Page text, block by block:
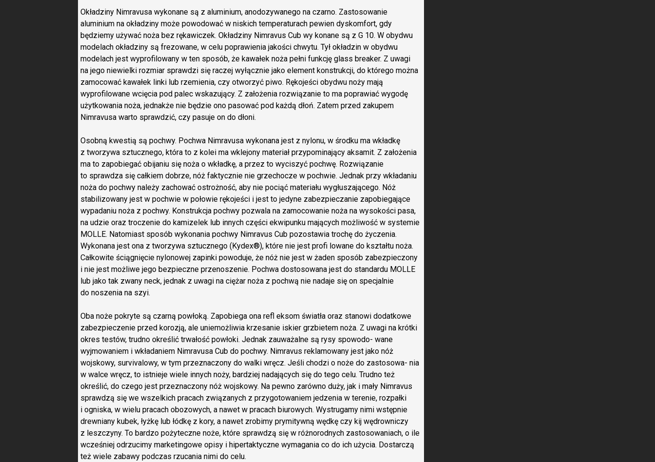
Okładziny Nimravusa wykonane są z aluminium, anodozywanego na czarno. Zastosowanie
aluminium na okładziny może powodować w niskich temperaturach pewien dyskomfort, gdy
będziemy używać noża bez rękawiczek. Okładziny Nimravus Cub wy konane są z G 10. W obydwu
modelach okładziny są frezowane, w celu poprawienia jakości chwytu. Tył okładzin w obydwu
modelach jest wyprofilowany w ten sposób, że kawałek noża pełni funkcję glass breaker. Z uwagi
na jego niewielki rozmiar sprawdzi się raczej wyłącznie jako element konstrukcji, do którego można
zamocować kawałek linki lub rzemienia, czy otworzyć piwo. Rękojeści obydwu noży mają
wyprofilowane wcięcia pod palec wskazujący. Z założenia rozwiązanie to ma poprawiać wygodę
użytkowania noża, jednakże nie będzie ono pasować pod każdą dłoń. Zatem przed zakupem
Nimravusa warto sprawdzić, czy pasuje on do dłoni.
Osobną kwestią są pochwy. Pochwa Nimravusa wykonana jest z nylonu, w środku ma wkładkę
z tworzywa sztucznego, która to z kolei ma wklejony materiał przypominający aksamit. Z założenia
ma to zapobiegać obijaniu się noża o wkładkę, a przez to wyciszyć pochwę. Rozwiązanie
to sprawdza się całkiem dobrze, nóż faktycznie nie grzechocze w pochwie. Jednak przy wkładaniu
noża do pochwy należy zachować ostrożność, aby nie pociąć materiału wygłuszającego. Nóż
stabilizowany jest w pochwie w połowie rękojeści i jest to jedyne zabezpieczanie zapobiegające
wypadaniu noża z pochwy. Konstrukcja pochwy pozwala na zamocowanie noża na wysokości pasa,
na udzie oraz troczenie do kamizelek lub innych części ekwipunku mających możliwość w systemie
MOLLE. Natomiast sposób wykonania pochwy Nimravus Cub pozostawia trochę do życzenia.
Wykonana jest ona z tworzywa sztucznego (Kydex®), które nie jest profi lowane do kształtu noża.
Całkowite ściągnięcie nylonowej zapinki powoduje, że nóż nie jest w żaden sposób zabezpieczony
i nie jest możliwe jego bezpieczne przenoszenie. Pochwa dostosowana jest do standardu MOLLE
lub jako tak zwany neck, jednak z uwagi na ciężar noża z pochwą nie nadaje się on specjalnie
do noszenia na szyi.
Oba noże pokryte są czarną powłoką. Zapobiega ona refl eksom światła oraz stanowi dodatkowe
zabezpieczenie przed korozją, ale uniemożliwia krzesanie iskier grzbietem noża. Z uwagi na krótki
okres testów, trudno określić trwałość powłoki. Jednak zauważalne są rysy spowodo- wane
wyjmowaniem i wkładaniem Nimravusa Cub do pochwy. Nimravus reklamowany jest jako nóż
wojskowy, survivalowy, w tym przeznaczony do walki wręcz. Jeśli chodzi o noże do zastosowa- nia
w walce wręcz, to istnieje wiele innych noży, bardziej nadających się do tego celu. Trudno też
określić, do czego jest przeznaczony nóż wojskowy. Na pewno zarówno duży, jak i mały Nimravus
sprawdzą się we wszelkich pracach związanych z przygotowaniem jedzenia w terenie, rozpałki
i ogniska, w wielu pracach obozowych, a nawet w pracach biurowych. Wystrugamy nimi wstępnie
drewniany kubek, łyżkę lub łódkę z kory, a nawet zrobimy prymitywną wędkę czy kij wędrowniczy
z leszczyny. To bardzo pożyteczne noże, które sprawdzą się w różnorodnych zastosowaniach, o ile
wcześniej odrzucimy marketingowe opisy i hipertaktyczne wymagania co do ich użycia. Dostarczą
też wiele zabawy podczas rzucania nimi do celu.